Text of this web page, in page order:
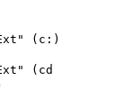
(c:)
(cd